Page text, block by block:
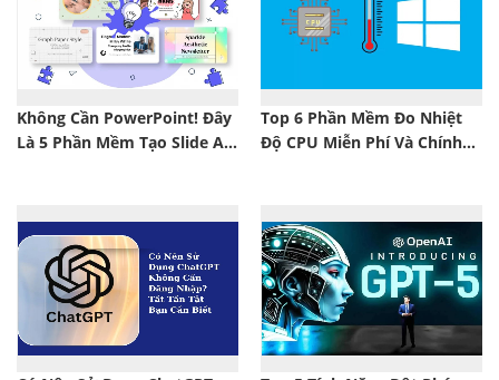
Không Cần PowerPoint! Đây
Là 5 Phần Mềm Tạo Slide AI
Top 6 Phần Mềm Đo Nhiệt
Độ CPU Miễn Phí Và Chính